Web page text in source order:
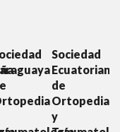
Sociedad
Ecuatoriana
de
Ortopedia
Sociedad
de
Ortopedia